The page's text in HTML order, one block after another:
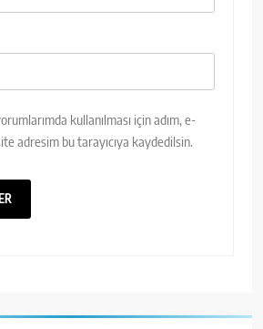
kullanılması için adım, e-
adresim bu tarayıcıya kaydedilsin.